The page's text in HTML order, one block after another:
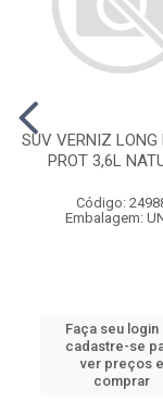
SUV VERNIZ LONG
PROT 3,6L
Código:
Embalagem:
Faça seu login
cadastre-se
ver preços e
comprar